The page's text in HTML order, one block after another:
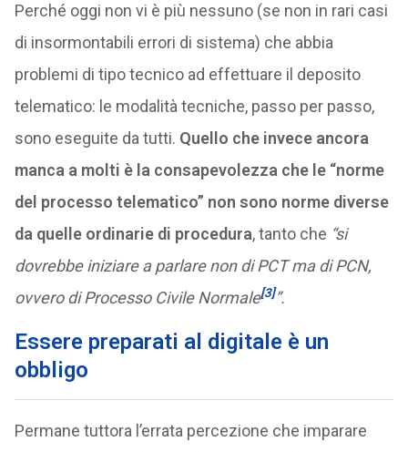
Perché oggi non vi è più nessuno (se non in rari casi
di insormontabili errori di sistema) che abbia
problemi di tipo tecnico ad effettuare il deposito
telematico: le modalità tecniche, passo per passo,
sono eseguite da tutti. Quello che invece ancora
manca a molti è la consapevolezza che le “norme
del processo telematico” non sono norme diverse
da quelle ordinarie di procedura, tanto che “si
dovrebbe iniziare a parlare non di PCT ma di PCN,
ovvero di Processo Civile Normale[3]”.
Essere preparati al digitale è un
obbligo
Permane tuttora l’errata percezione che imparare